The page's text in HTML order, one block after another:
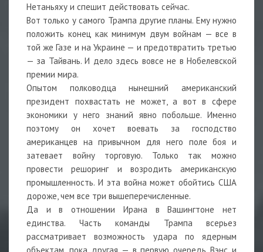
Нетаньяху и спешит действовать сейчас.
Вот только у самого Трампа другие планы. Ему нужно
положить конец как минимум двум войнам — все в
той же Газе и на Украине — и предотвратить третью
— за Тайвань. И дело здесь вовсе не в Нобелевской
премии мира.
Опытом полководца нынешний американский
президент похвастать не может, а вот в сфере
экономики у него знаний явно побольше. Именно
поэтому он хочет воевать за господство
американцев на привычном для него поле боя и
затевает войну торговую. Только так можно
провести решоринг и возродить американскую
промышленность. И эта война может обойтись США
дороже, чем все три вышеперечисленные.
Да и в отношении Ирана в Вашингтоне нет
единства. Часть команды Трампа всерьез
рассматривает возможность удара по ядерным